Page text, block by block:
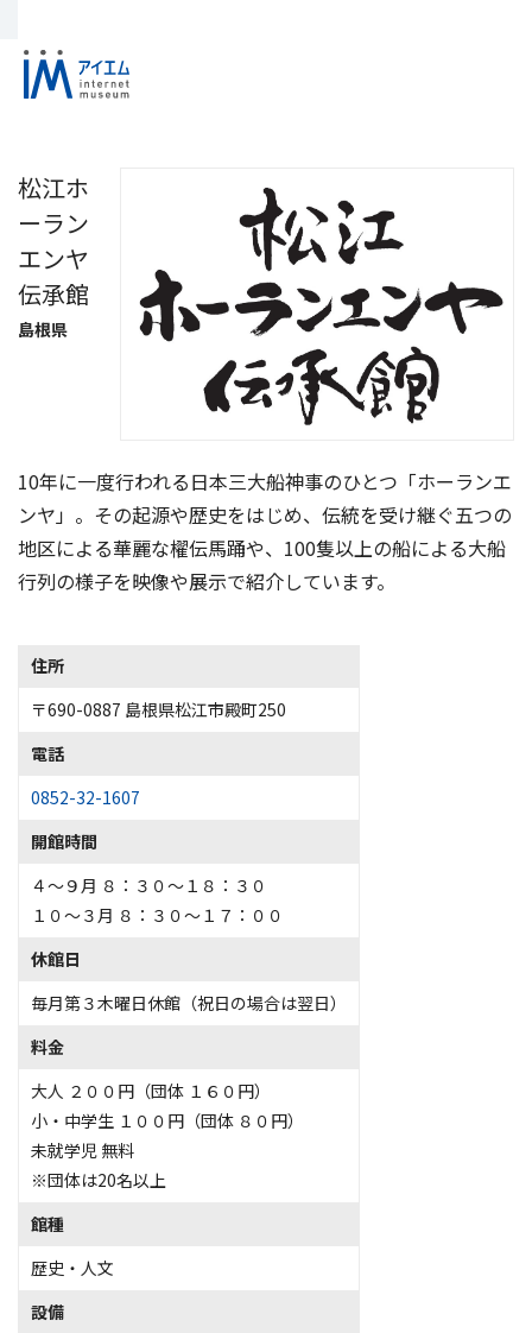
松江ホ
ーラン
エンヤ
伝承館
島根県
10年に一度行われる日本三大船神事のひとつ「ホーランエ
ンヤ」。その起源や歴史をはじめ、伝統を受け継ぐ五つの
地区による華麗な櫂伝馬踊や、100隻以上の船による大船
住所
〒690-0887 島根県松江市殿町250
電話
0852-32-1607
開館時間
４～９月 ８：３０～１８：３０
１０～３月 ８：３０～１７：００
休館日
毎月第３木曜日休館（祝日の場合は翌日）
料金
大人 ２００円（団体 １６０円）
小・中学生 １００円（団体 ８０円）
未就学児 無料
※団体は20名以上
館種
歴史・人文
設備